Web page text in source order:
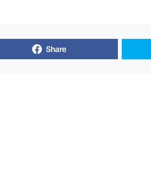
Share